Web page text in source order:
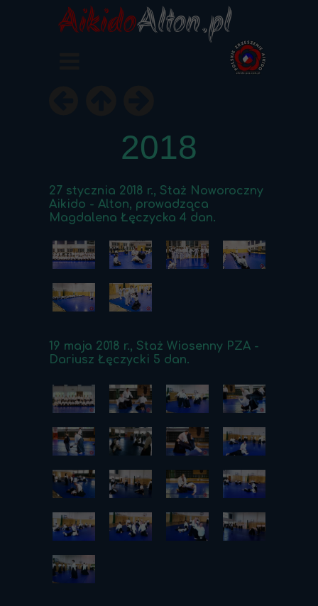
19 maja 2018 r., Staż Wiosenny PZA -
Dariusz Łęczycki 5 dan.
27 stycznia 2018 r., Staż Noworoczny
Aikido - Alton, prowadząca
Magdalena Łęczycka 4 dan.
2018
AikidoAlton.pl